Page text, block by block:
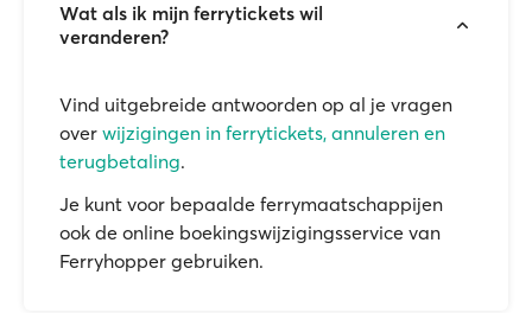
Wat als ik mijn ferrytickets wil
veranderen?
Vind uitgebreide antwoorden op al je vragen
over wijzigingen in ferrytickets, annuleren en
terugbetaling.
Je kunt voor bepaalde ferrymaatschappijen
ook de online boekingswijzigingsservice van
Ferryhopper gebruiken.